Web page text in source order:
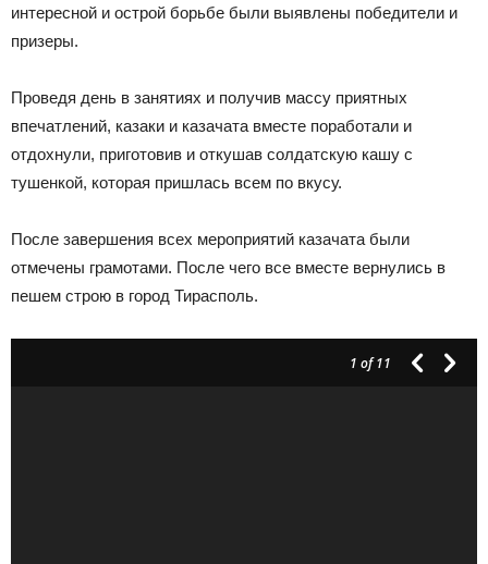
интересной и острой борьбе были выявлены победители и
призеры.
Проведя день в занятиях и получив массу приятных
впечатлений, казаки и казачата вместе поработали и
отдохнули, приготовив и откушав солдатскую кашу с
тушенкой, которая пришлась всем по вкусу.
После завершения всех мероприятий казачата были
отмечены грамотами. После чего все вместе вернулись в
пешем строю в город Тирасполь.
1 of 11